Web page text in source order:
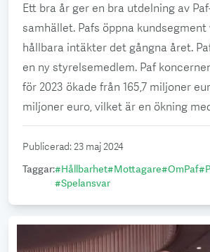
Ett bra år ger en bra utdelning av
samhället. Pafs öppna
hållbara intäkter det gångna året.
en ny styrelsemedlem. Paf
för 2023 ökade från 165,7 miljoner
miljoner euro, vilket är en ökning
Publicerad:23 maj 2024
Taggar:#Hållbarhet#Mottagare#OmPaf#
#Spelansvar